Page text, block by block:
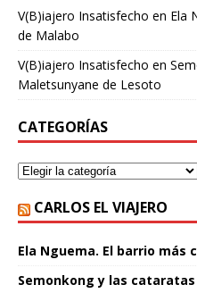
V(B)iajero Insatisfecho en Ela
de Malabo
V(B)iajero Insatisfecho en
Maletsunyane de Lesoto
CATEGORÍAS
CARLOS EL VIAJERO
Ela Nguema. El barrio más
Semonkong y las